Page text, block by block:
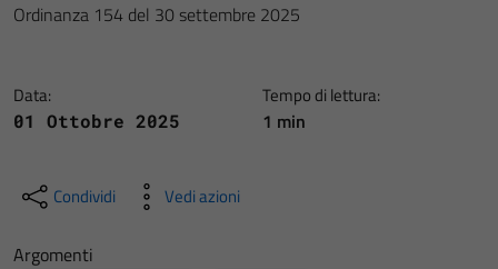
Ordinanza 154 del 30 settembre 2025
Data:
01 Ottobre 2025
Tempo di lettura:
1 min
Condividi Vedi azioni
Argomenti